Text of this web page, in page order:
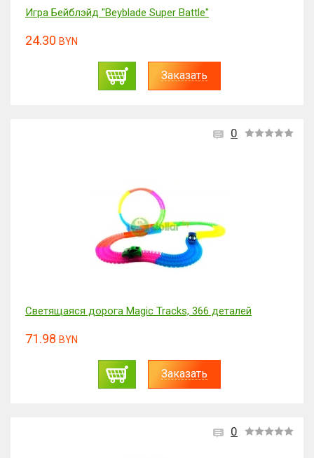
Игра Бейблэйд "Beyblade Super Battle"
24.30 BYN
Заказать
0
Светящаяся дорога Magic Tracks, 366 деталей
71.98 BYN
Заказать
0